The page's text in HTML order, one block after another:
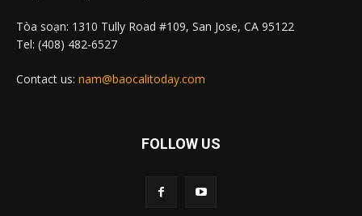
Tòa soạn: 1310 Tully Road #109, San Jose, CA 95122
Tel: (408) 482-6527
Contact us: nam@baocalitoday.com
FOLLOW US